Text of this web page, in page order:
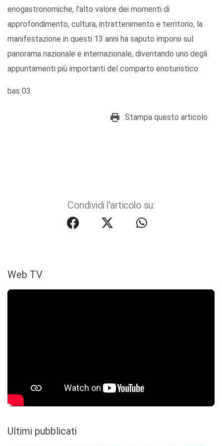
enogastronomiche, l'alto valore dei momenti di
approfondimento, cultura, intrattenimento e territorio, la
manifestazione in questi 13 anni ha saputo imporsi sul
panorama nazionale e internazionale, diventando uno degli
appuntamenti più importanti del comparto enoturistico.
bas 03
Stampa questo articolo
Condividi l'articolo su:
Web TV
Ultimi pubblicati